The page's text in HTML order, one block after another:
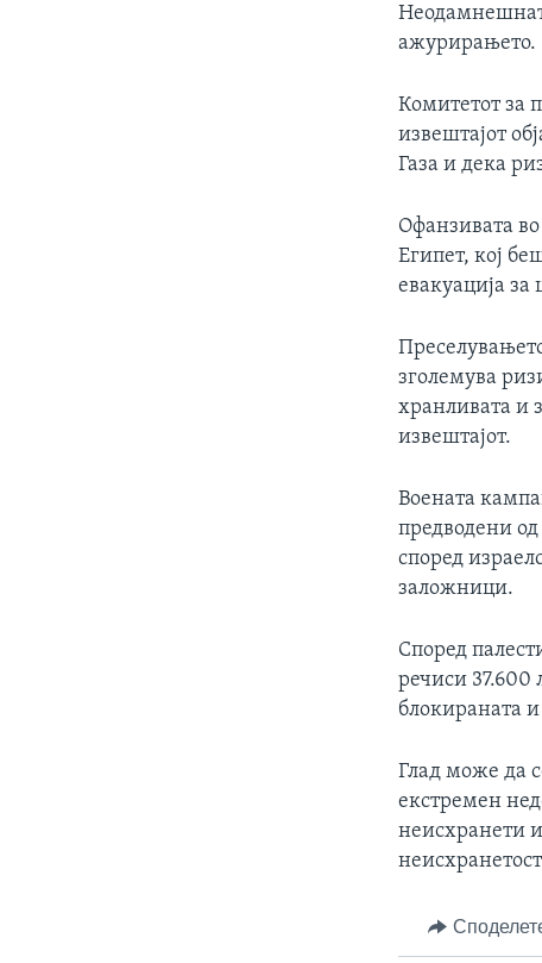
ажурирањето.
Комитетот за
извештајот
Газа и дека
Офанзивата
Египет, кој
евакуација
зголемува
хранливата и
извештајот.
Воената
предводени
според
заложници.
Според
речиси 37.600
блокираната
Глад може да
екстремен
неисхранети